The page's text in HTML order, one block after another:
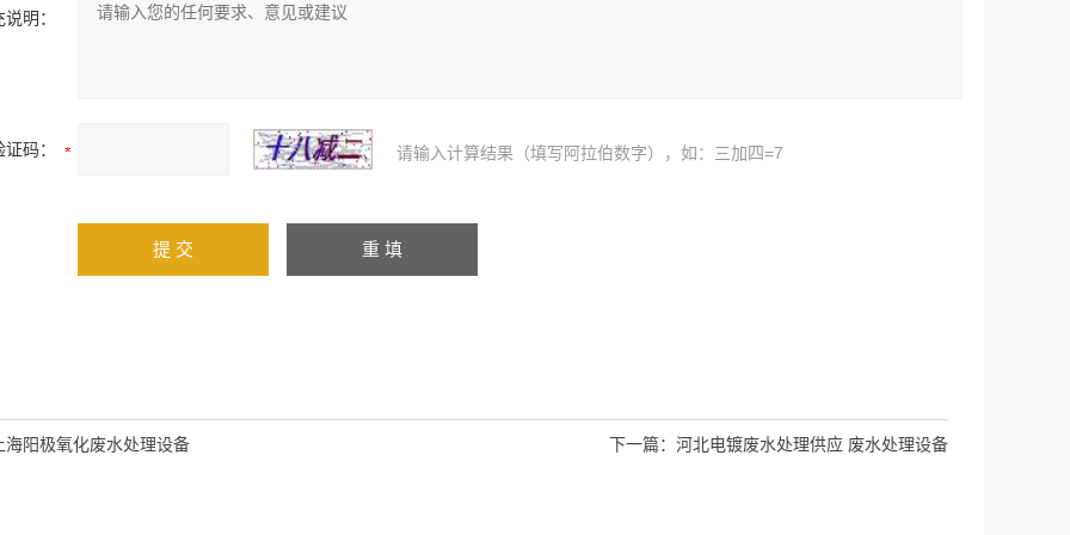
明：
证码： 请输入计算结果（填写阿拉伯数字），如：三加四=7
海阳极氧化废水处理设备 下一篇： 河北电镀废水处理供应 废水处理设备